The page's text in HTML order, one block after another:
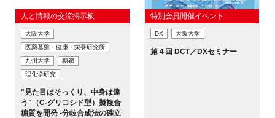
人と情報の交流掲示板
大阪大学
医薬基盤・健康・栄養研究所
九州大学
糖鎖
理化学研究
"見た目はそっくり、中身は違
う"（C-グリコシド型）擬複合
糖質を開発 -分岐合成法の確立
特別会員開催イベント
DX 大阪大学
第４回 DCT／DXセミナー